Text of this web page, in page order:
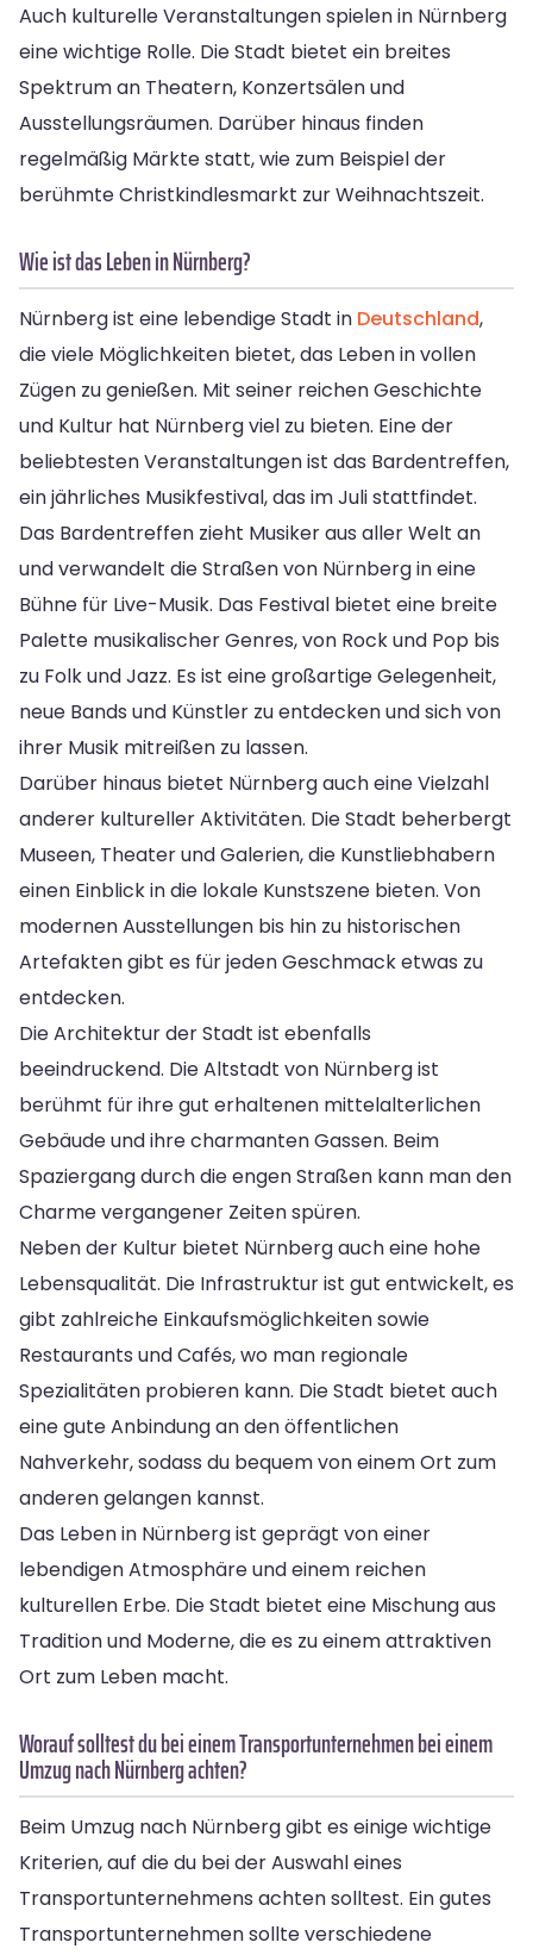
Auch kulturelle Veranstaltungen spielen in Nürnberg
eine wichtige Rolle. Die Stadt bietet ein breites
Spektrum an Theatern, Konzertsälen und
Ausstellungsräumen. Darüber hinaus finden
regelmäßig Märkte statt, wie zum Beispiel der
berühmte Christkindlesmarkt zur Weihnachtszeit.
Wie ist das Leben in Nürnberg?
Nürnberg ist eine lebendige Stadt in Deutschland,
die viele Möglichkeiten bietet, das Leben in vollen
Zügen zu genießen. Mit seiner reichen Geschichte
und Kultur hat Nürnberg viel zu bieten. Eine der
beliebtesten Veranstaltungen ist das Bardentreffen,
ein jährliches Musikfestival, das im Juli stattfindet.
Das Bardentreffen zieht Musiker aus aller Welt an
und verwandelt die Straßen von Nürnberg in eine
Bühne für Live-Musik. Das Festival bietet eine breite
Palette musikalischer Genres, von Rock und Pop bis
zu Folk und Jazz. Es ist eine großartige Gelegenheit,
neue Bands und Künstler zu entdecken und sich von
ihrer Musik mitreißen zu lassen.
Darüber hinaus bietet Nürnberg auch eine Vielzahl
anderer kultureller Aktivitäten. Die Stadt beherbergt
Museen, Theater und Galerien, die Kunstliebhabern
einen Einblick in die lokale Kunstszene bieten. Von
modernen Ausstellungen bis hin zu historischen
Artefakten gibt es für jeden Geschmack etwas zu
entdecken.
Die Architektur der Stadt ist ebenfalls
beeindruckend. Die Altstadt von Nürnberg ist
berühmt für ihre gut erhaltenen mittelalterlichen
Gebäude und ihre charmanten Gassen. Beim
Spaziergang durch die engen Straßen kann man den
Charme vergangener Zeiten spüren.
Neben der Kultur bietet Nürnberg auch eine hohe
Lebensqualität. Die Infrastruktur ist gut entwickelt, es
gibt zahlreiche Einkaufsmöglichkeiten sowie
Restaurants und Cafés, wo man regionale
Spezialitäten probieren kann. Die Stadt bietet auch
eine gute Anbindung an den öffentlichen
Nahverkehr, sodass du bequem von einem Ort zum
anderen gelangen kannst.
Das Leben in Nürnberg ist geprägt von einer
lebendigen Atmosphäre und einem reichen
kulturellen Erbe. Die Stadt bietet eine Mischung aus
Tradition und Moderne, die es zu einem attraktiven
Ort zum Leben macht.
Worauf solltest du bei einem Transportunternehmen bei einem
Umzug nach Nürnberg achten?
Beim Umzug nach Nürnberg gibt es einige wichtige
Kriterien, auf die du bei der Auswahl eines
Transportunternehmens achten solltest. Ein gutes
Transportunternehmen sollte verschiedene